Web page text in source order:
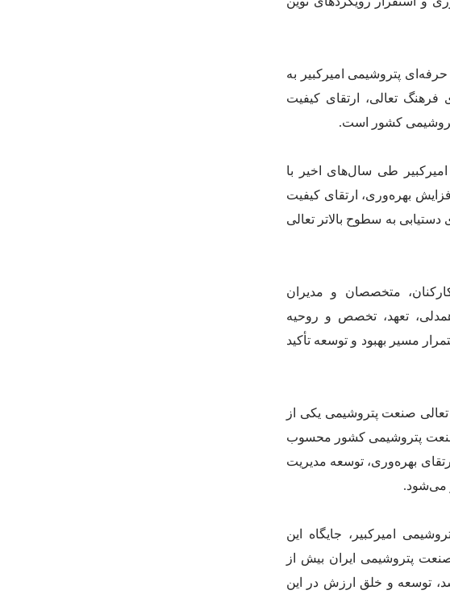
پتروشیمی امیرکبیر به
تعالی، ارتقای کیفیت
کشور است.
طی سال‌های اخیر با
بهره‌وری، ارتقای کیفیت
به سطوح بالاتر تعالی
متخصصان و مدیران
تعهد، تخصص و روحیه
مسیر بهبود و توسعه تأکید
صنعت پتروشیمی یکی از
صنعت پتروشیمی کشور محسوب
بهره‌وری، توسعه مدیریت
می‌شود.
امیرکبیر، جایگاه این
پتروشیمی ایران بیش از
توسعه و خلق ارزش در این